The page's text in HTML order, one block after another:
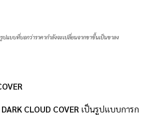
รูปแบบที่บอกว่าราคากำลังจะเปลี่ยนจากขาขึ้นเป็นขาลง
CLOUD COVER เป็นรูปแบบการก